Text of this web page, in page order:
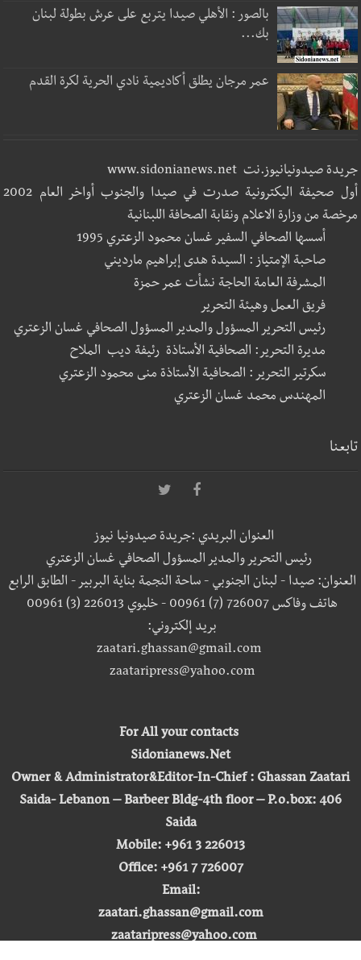
بالصور : الأهلي صيدا يتربع على عرش بطولة لبنان
بك...
عمر مرجان يطلق أكاديمية نادي الحرية لكرة القدم
جريدة صيدونيانيوز.نت www.sidonianews.net
أول صحيفة اليكترونية صدرت في صيدا والجنوب أواخر العام 2002
مرخصة من وزارة الاعلام ونقابة الصحافة اللبنانية
أسسها الصحافي السفير غسان محمود الزعتري 1995
صاحبة الإمتياز : السيدة هدى إبراهيم مارديني
المشرفة العامة الحاجة نشأت عمر حمزة
فريق العمل وهيئة التحرير
رئيس التحرير المسؤول والمدير المسؤول الصحافي غسان الزعتري
مديرة التحرير: الصحافية الأستاذة رئيفة ديب الملاح
سكرتير التحرير : الصحافية الأستاذة منى محمود الزعتري
المهندس محمد غسان الزعتري
تابعنا
العنوان البريدي :جريدة صيدونيا نيوز
رئيس التحرير والمدير المسؤول الصحافي غسان الزعتري
العنوان: صيدا - لبنان الجنوبي - ساحة النجمة بناية البربير - الطابق الرابع
هاتف وفاكس 726007 (7) 00961 - خليوي 226013 (3) 00961
بريد إلكتروني:
zaatari.ghassan@gmail.com
zaataripress@yahoo.com
For All your contacts
Sidonianews.Net
Owner & Administrator&Editor-In-Chief : Ghassan Zaatari
Saida- Lebanon – Barbeer Bldg-4th floor – P.o.box: 406
Saida
Mobile: +961 3 226013
Office: +961 7 726007
Email:
zaatari.ghassan@gmail.com
zaataripress@yahoo.com